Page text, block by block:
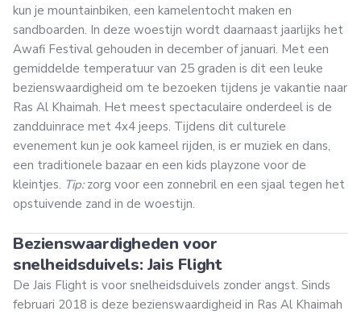
kun je mountainbiken, een kamelentocht maken en
sandboarden. In deze woestijn wordt daarnaast jaarlijks het
Awafi Festival gehouden in december of januari. Met een
gemiddelde temperatuur van 25 graden is dit een leuke
bezienswaardigheid om te bezoeken tijdens je vakantie naar
Ras Al Khaimah. Het meest spectaculaire onderdeel is de
zandduinrace met 4x4 jeeps. Tijdens dit culturele
evenement kun je ook kameel rijden, is er muziek en dans,
een traditionele bazaar en een kids playzone voor de
kleintjes. Tip:zorg voor een zonnebril en een sjaal tegen het
opstuivende zand in de woestijn.
Bezienswaardigheden voor
snelheidsduivels: Jais Flight
De Jais Flight is voor snelheidsduivels zonder angst. Sinds
februari 2018 is deze bezienswaardigheid in Ras Al Khaimah